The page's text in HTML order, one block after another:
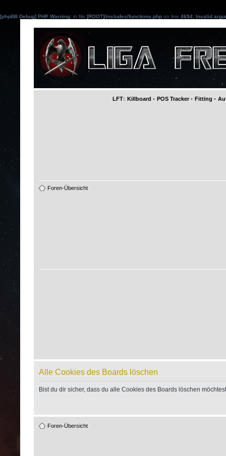
[phpBB Debug] PHP Warning: in file [ROOT]/includes/functions.php on line 4694: Invalid
LFT: Killboard • POS Tracker• Fitting •
Foren-Übersicht
Alle Cookies des Boards löschen
Bist du dir sicher, dass du alle Cookies des Boards löschen
Foren-Übersicht